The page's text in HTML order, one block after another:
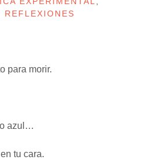
REFLEXIONES
para morir.
azul…
tu cara.